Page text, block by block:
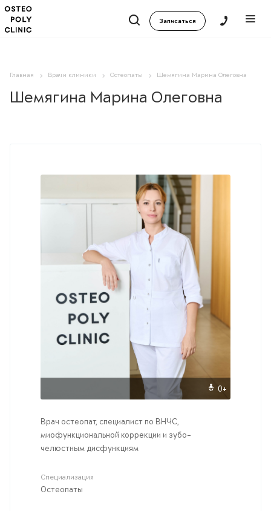
Записаться
Главная Врачи клиники Остеопаты Шемягина Марина Олеговна
Шемягина Марина Олеговна
0+
Врач остеопат, специалист по ВНЧС,
миофункциональной коррекции и зубо-
челюстным дисфункциям
Специализация
Остеопаты